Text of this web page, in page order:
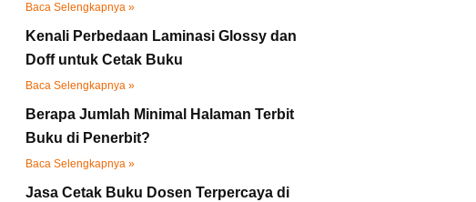
Baca Selengkapnya »
Kenali Perbedaan Laminasi Glossy dan
Doff untuk Cetak Buku
Baca Selengkapnya »
Berapa Jumlah Minimal Halaman Terbit
Buku di Penerbit?
Baca Selengkapnya »
Jasa Cetak Buku Dosen Terpercaya di